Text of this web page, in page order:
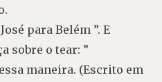
para Belém ”. E
sobre o tear: ”
maneira. (Escrito em